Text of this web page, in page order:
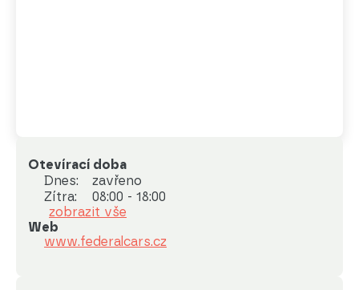
Otevírací doba
Dnes:
zavřeno
Zítra:
08:00 - 18:00
zobrazit vše
Web
www.federalcars.cz